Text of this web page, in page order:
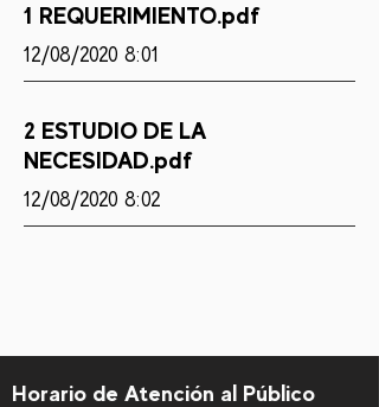
1 REQUERIMIENTO.pdf
12/08/2020 8:01
2 ESTUDIO DE LA
NECESIDAD.pdf
12/08/2020 8:02
Horario de Atención al Público